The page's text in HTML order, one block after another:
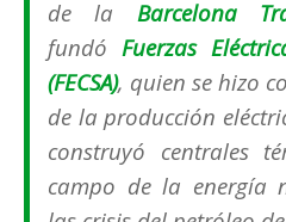
de la Barcelona
fundó Fuerzas
(FECSA), quien se hizo
de la producción
construyó centrales
campo de la energía